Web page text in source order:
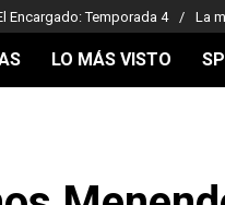
Encargado: Temporada 4 La
LO MÁS VISTO